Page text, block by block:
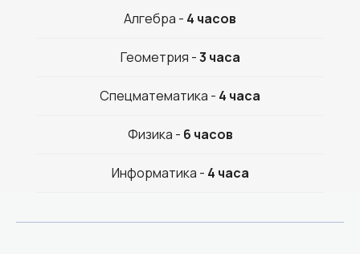
Алгебра - 4 часов
Геометрия -3 часа
Спецматематика - 4 часа
Физика - 6 часов
Информатика - 4 часа